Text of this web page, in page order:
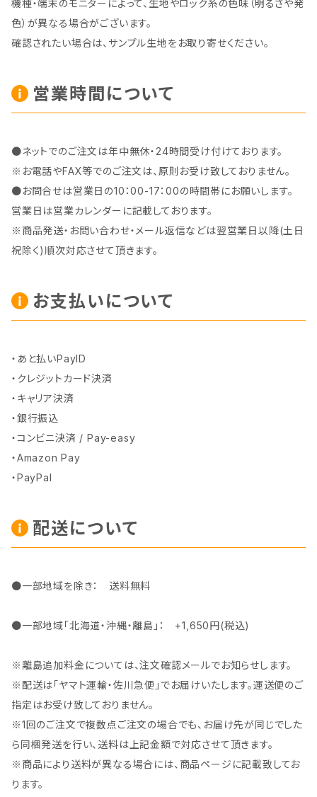
機種・端末のモニターによって、生地やロック糸の色味（明るさや発
色）が異なる場合がございます。
確認されたい場合は、サンプル生地をお取り寄せください。
営業時間について
●ネットでのご注文は年中無休・24時間受け付けております。
※お電話やFAX等でのご注文は、原則お受け致しておりません。
●お問合せは営業日の10：00-17：00の時間帯にお願いします。
営業日は営業カレンダーに記載しております。
※商品発送・お問い合わせ・メール返信などは翌営業日以降(土日
祝除く)順次対応させて頂きます。
お支払いについて
・あと払いPayID
・クレジットカード決済
・キャリア決済
・銀行振込
・コンビニ決済 / Pay-easy
・Amazon Pay
・PayPal
配送について
●一部地域を除き： 送料無料
●一部地域「北海道・沖縄・離島」： +1,650円(税込)
※離島追加料金については、注文確認メールでお知らせします。
※配送は「ヤマト運輸・佐川急便」でお届けいたします。運送便のご
指定はお受け致しておりません。
※1回のご注文で複数点ご注文の場合でも、お届け先が同じでした
ら同梱発送を行い、送料は上記金額で対応させて頂きます。
※商品により送料が異なる場合には、商品ページに記載致してお
ります。